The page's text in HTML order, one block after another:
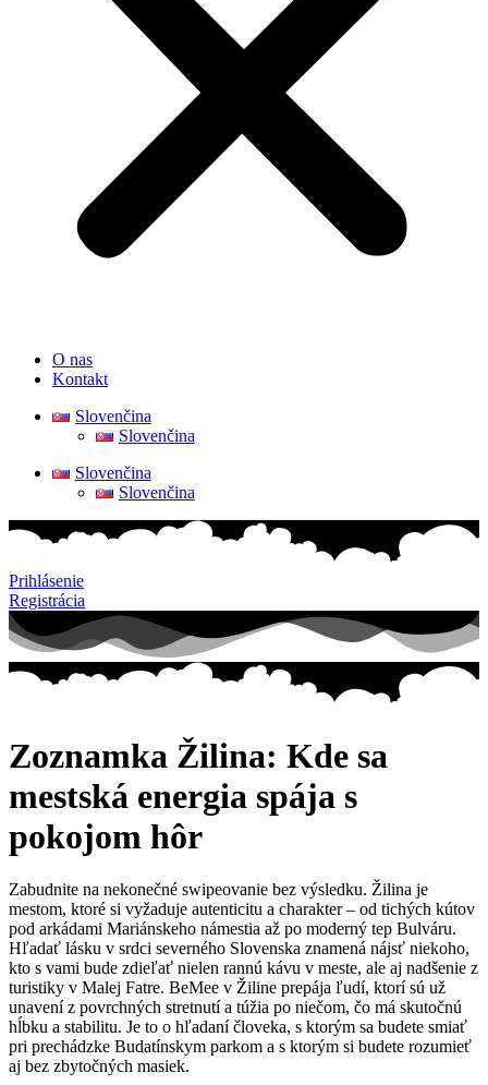
O nas
Kontakt
Slovenčina
Slovenčina
Slovenčina
Slovenčina
Prihlásenie
Registrácia
Zoznamka Žilina: Kde sa
mestská energia spája s
pokojom hôr
Zabudnite na nekonečné swipeovanie bez výsledku. Žilina je
mestom, ktoré si vyžaduje autenticitu a charakter – od tichých kútov
pod arkádami Mariánskeho námestia až po moderný tep Bulváru.
Hľadať lásku v srdci severného Slovenska znamená nájsť niekoho,
kto s vami bude zdieľať nielen rannú kávu v meste, ale aj nadšenie z
turistiky v Malej Fatre. BeMee v Žiline prepája ľudí, ktorí sú už
unavení z povrchných stretnutí a túžia po niečom, čo má skutočnú
hĺbku a stabilitu. Je to o hľadaní človeka, s ktorým sa budete smiať
pri prechádzke Budatínskym parkom a s ktorým si budete rozumieť
aj bez zbytočných masiek.